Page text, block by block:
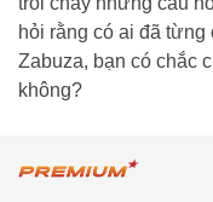
hỏi rằng có ai đã
Zabuza, bạn có chắc
không?